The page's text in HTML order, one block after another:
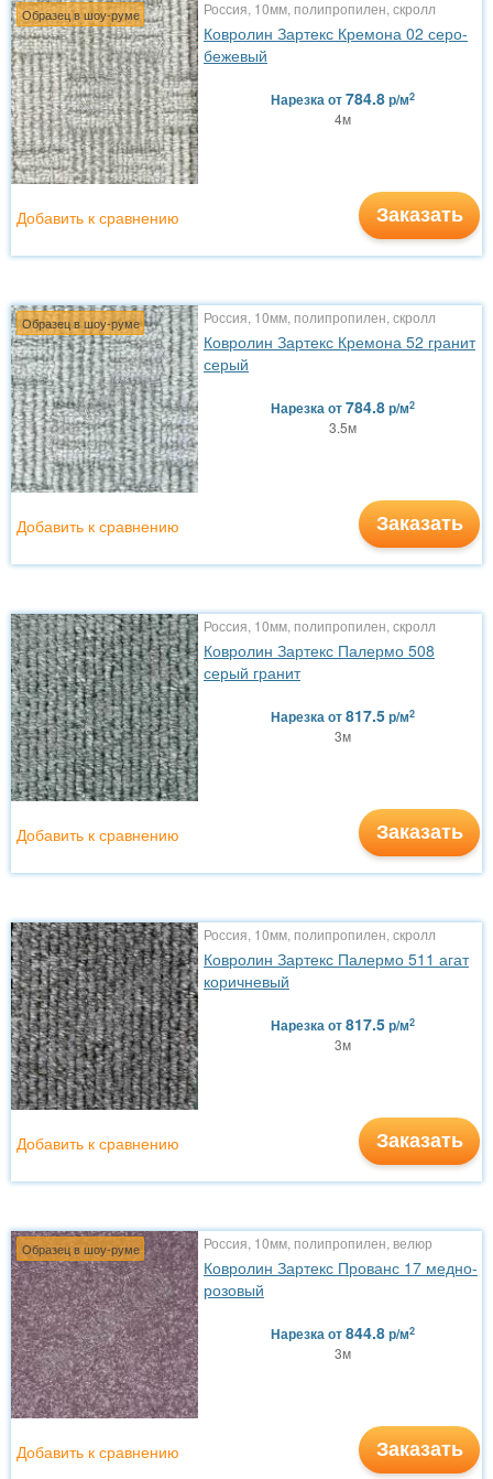
Образец в шоу-руме Россия, 10мм, полипропилен, скролл
Ковролин Зартекс Кремона 02 серо-
бежевый
Нарезкаот784.8р/м2
4м
Заказать
Добавить к сравнению
Образец в шоу-руме Россия, 10мм, полипропилен, скролл
Ковролин Зартекс Кремона 52 гранит
серый
Нарезкаот784.8р/м2
3.5м
Заказать
Добавить к сравнению
Россия, 10мм, полипропилен, скролл
Ковролин Зартекс Палермо 508
серый гранит
Нарезкаот817.5р/м2
3м
Заказать
Добавить к сравнению
Россия, 10мм, полипропилен, скролл
Ковролин Зартекс Палермо 511 агат
коричневый
Нарезкаот817.5р/м2
3м
Заказать
Добавить к сравнению
Образец в шоу-руме Россия, 10мм, полипропилен, велюр
Ковролин Зартекс Прованс 17 медно-
розовый
Нарезкаот844.8р/м2
3м
Заказать
Добавить к сравнению